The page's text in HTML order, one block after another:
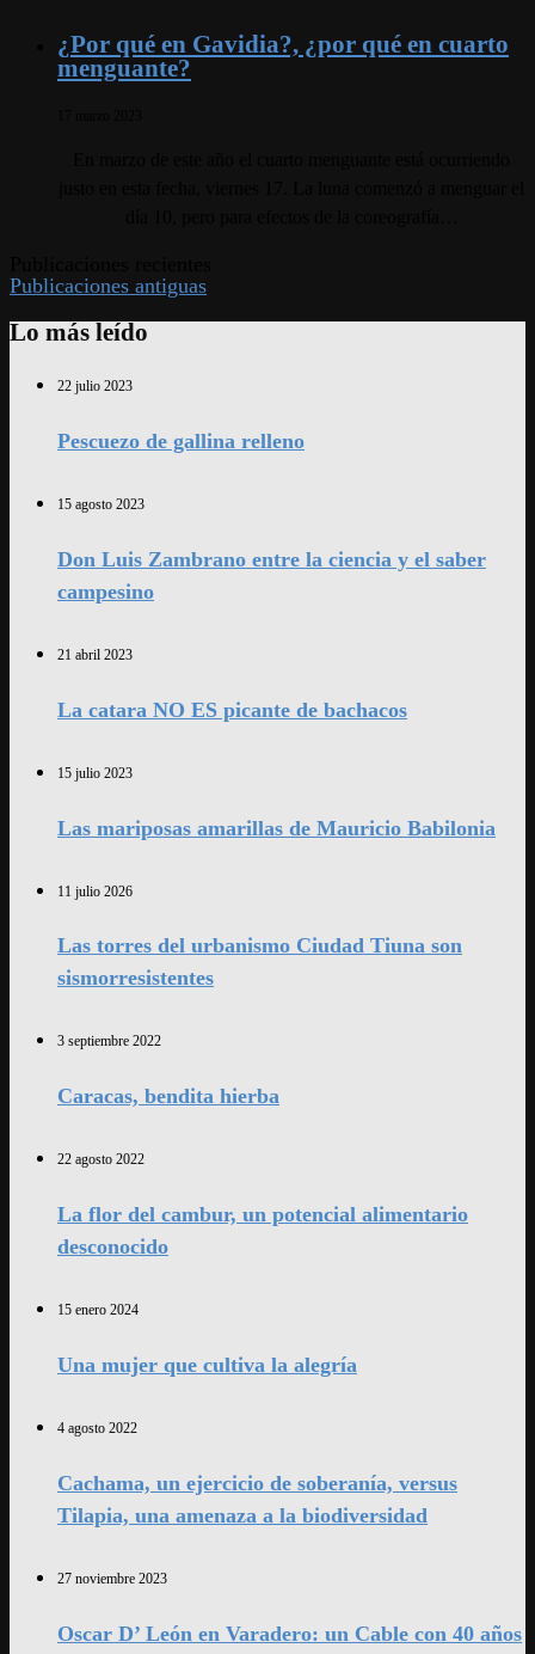
¿Por qué en Gavidia?, ¿por qué en cuarto
menguante?
Publicaciones antiguas
Lo más leído
22 julio 2023
Pescuezo de gallina relleno
15 agosto 2023
Don Luis Zambrano entre la ciencia y el saber
campesino
21 abril 2023
La catara NO ES picante de bachacos
15 julio 2023
Las mariposas amarillas de Mauricio Babilonia
11 julio 2026
Las torres del urbanismo Ciudad Tiuna son
sismorresistentes
3 septiembre 2022
Caracas, bendita hierba
22 agosto 2022
La flor del cambur, un potencial alimentario
desconocido
15 enero 2024
Una mujer que cultiva la alegría
4 agosto 2022
Cachama, un ejercicio de soberanía, versus
Tilapia, una amenaza a la biodiversidad
27 noviembre 2023
Oscar D’ León en Varadero: un Cable con 40 años